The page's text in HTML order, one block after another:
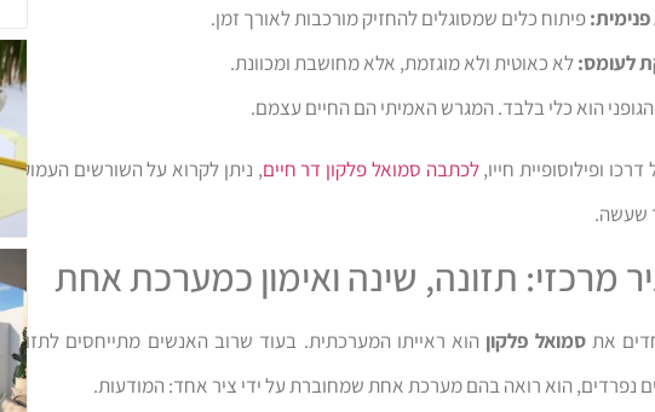
פיתוח כלים שמסוגלים להחזיק מורכבות לאורך זמן.
לעומס:לא כאוטית ולא מוגזמת, אלא מחושבת ומכוונת.
הוא כלי בלבד. המגרש האמיתי הם החיים עצמם.
ופילוסופיית חייו,לכתבה סמואל פלקון דר חיים, ניתן לקרוא על השורשים העמוקים
שעשה.
מרכזי: תזונה, שינה ואימון כמערכת אחת
אתסמואל פלקון הוא ראייתו המערכתית. בעוד שרוב האנשים מתייחסים לתזונה,
נפרדים, הוא רואה בהם מערכת אחת שמחוברת על ידי ציר אחד: המודעות.